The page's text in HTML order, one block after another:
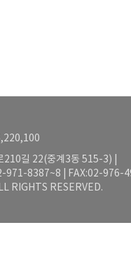
210길 22(중계3동 515-3) |
971-8387~8 | FAX:02-976-
RIGHTS RESERVED.